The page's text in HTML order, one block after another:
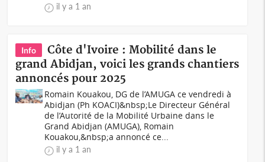
il y a 1 an
Info
Côte d'Ivoire : Mobilité dans le
grand Abidjan, voici les grands chantiers
annoncés pour 2025
Romain Kouakou, DG de l’AMUGA ce vendredi à
Abidjan (Ph KOACI)&nbsp;Le Directeur Général
de l’Autorité de la Mobilité Urbaine dans le
Grand Abidjan (AMUGA), Romain
Kouakou,&nbsp;a annoncé ce...
il y a 1 an